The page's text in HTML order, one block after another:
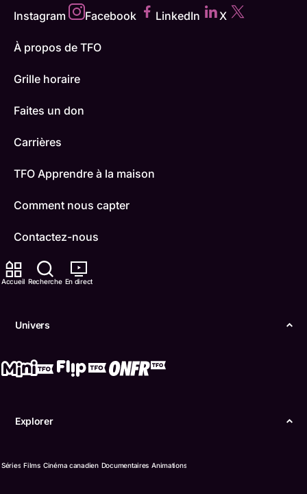
Accueil Recherche En direct
Univers
Explorer
Séries Films Cinéma canadien Documentaires Animations
Instagram Facebook LinkedIn X
À propos de TFO
Grille horaire
Faites un don
Carrières
TFO Apprendre à la maison
Comment nous capter
Contactez-nous
ONFR
Boukili
Conditions d'utilisation
Confidentialité